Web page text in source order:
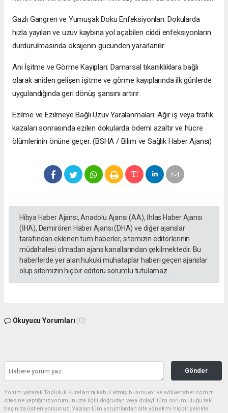
Gazlı Gangren ve Yumuşak Doku Enfeksiyonları: Dokularda
hızla yayılan ve uzuv kaybına yol açabilen ciddi enfeksiyonların
durdurulmasında oksijenin gücünden yararlanılır.
Ani İşitme ve Görme Kayıpları: Damarsal tıkanıklıklara bağlı
olarak aniden gelişen işitme ve görme kayıplarında ilk günlerde
uygulandığında geri dönüş şansını artırır.
Ezilme ve Ezilmeye Bağlı Uzuv Yaralanmaları: Ağır iş veya trafik
kazaları sonrasında ezilen dokularda ödemi azaltır ve hücre
ölümlerinin önüne geçer. (BSHA / Bilim ve Sağlık Haber Ajansı)
Hibya Haber Ajansı, Anadolu Ajansı (AA), İhlas Haber Ajansı
(İHA), Demirören Haber Ajansı (DHA) ve diğer ajanslar
tarafından eklenen tüm haberler, sitemizin editörlerinin
müdahalesi olmadan ajans kanallarından çekilmektedir. Bu
haberlerde yer alan hukuki muhataplar haberi geçen ajanslar
olup sitemizin hiç bir editörü sorumlu tutulamaz...
Okuyucu Yorumları (0)
Gönder
Yorum yazarak Topluluk Kuralları’nı kabul etmiş bulunuyor ve adliyehaber.com.tr
sitesine yaptığınız yorumunuzla ilgili doğrudan veya dolaylı tüm sorumluluğu tek
başınıza üstleniyorsunuz. Yazılan tüm yorumlardan site yönetimi hiçbir şekilde